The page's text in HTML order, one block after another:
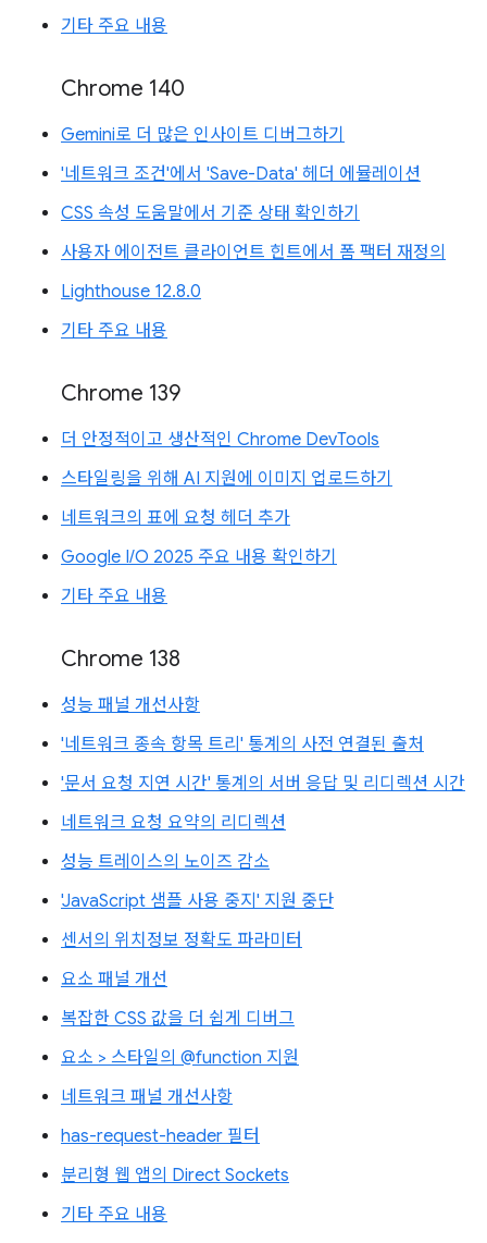
기타 주요 내용
Chrome 140
Gemini로 더 많은 인사이트 디버그하기
'네트워크 조건'에서 'Save-Data' 헤더 에뮬레이션
CSS 속성 도움말에서 기준 상태 확인하기
사용자 에이전트 클라이언트 힌트에서 폼 팩터 재정의
Lighthouse 12.8.0
기타 주요 내용
Chrome 139
더 안정적이고 생산적인 Chrome DevTools
스타일링을 위해 AI 지원에 이미지 업로드하기
네트워크의 표에 요청 헤더 추가
Google I/O 2025 주요 내용 확인하기
기타 주요 내용
Chrome 138
성능 패널 개선사항
'네트워크 종속 항목 트리' 통계의 사전 연결된 출처
'문서 요청 지연 시간' 통계의 서버 응답 및 리디렉션 시간
네트워크 요청 요약의 리디렉션
성능 트레이스의 노이즈 감소
'JavaScript 샘플 사용 중지' 지원 중단
센서의 위치정보 정확도 파라미터
요소 패널 개선
복잡한 CSS 값을 더 쉽게 디버그
요소 > 스타일의 @function 지원
네트워크 패널 개선사항
has-request-header 필터
분리형 웹 앱의 Direct Sockets
기타 주요 내용